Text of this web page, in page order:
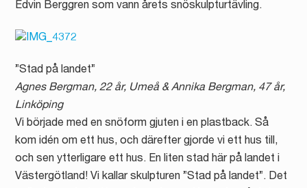
Edvin Berggren som vann årets snöskulpturtävling.
”Stad på landet”
Agnes Bergman, 22 år, Umeå & Annika Bergman, 47 år,
Linköping
Vi började med en snöform gjuten i en plastback. Så
kom idén om ett hus, och därefter gjorde vi ett hus till,
och sen ytterligare ett hus. En liten stad här på landet i
Västergötland! Vi kallar skulpturen ”Stad på landet”. Det